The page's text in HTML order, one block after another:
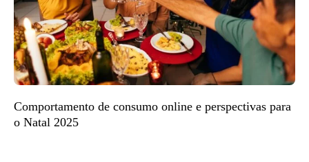
Comportamento de consumo online e perspectivas para
o Natal 2025